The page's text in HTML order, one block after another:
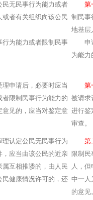
民无民事行为能力或者
者有关组织向该公民
为能力或者限制民事
制民事
地基层
申请
为能力
理申请后，必要时应当
限制民事行为能力的
见的，应当对鉴定意
被请求
进行鉴
审查。
理认定公民无民事行为
应当由该公民的近亲
互相推诿的，由人民
健康情况许可的，还
限制
人，
中一人
的意见